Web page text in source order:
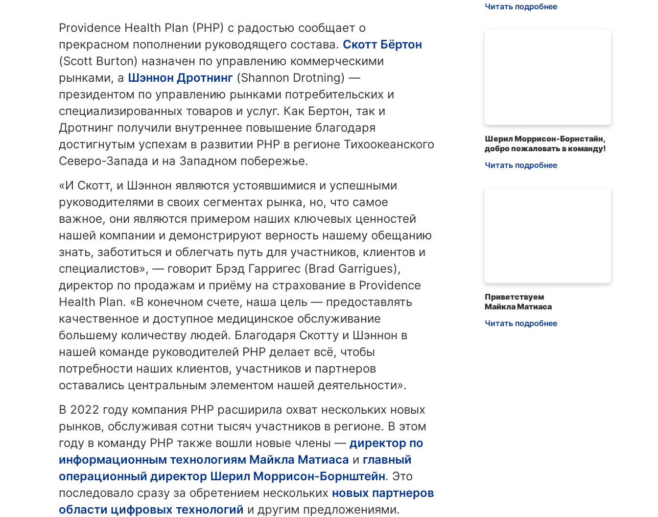
Providence Health Plan (PHP) с радостью сообщает о
прекрасном пополнении руководящего состава. Скотт Бёртон
(Scott Burton) назначен по управлению коммерческими
рынками, а Шэннон Дротнинг (Shannon Drotning) —
президентом по управлению рынками потребительских и
специализированных товаров и услуг. Как Бертон, так и
Дротнинг получили внутреннее повышение благодаря
достигнутым успехам в развитии PHP в регионе Тихоокеанского
Северо-Запада и на Западном побережье.
«И Скотт, и Шэннон являются устоявшимися и успешными
руководителями в своих сегментах рынка, но, что самое
важное, они являются примером наших ключевых ценностей
нашей компании и демонстрируют верность нашему обещанию
знать, заботиться и облегчать путь для участников, клиентов и
специалистов», — говорит Брэд Гарригес (Brad Garrigues),
директор по продажам и приёму на страхование в Providence
Health Plan. «В конечном счете, наша цель — предоставлять
качественное и доступное медицинское обслуживание
большему количеству людей. Благодаря Скотту и Шэннон в
нашей команде руководителей PHP делает всё, чтобы
потребности наших клиентов, участников и партнеров
оставались центральным элементом нашей деятельности».
В 2022 году компания PHP расширила охват нескольких новых
рынков, обслуживая сотни тысяч участников в регионе. В этом
году в команду PHP также вошли новые члены — директор по
информационным технологиям Майкла Матиаса и главный
операционный директор Шерил Моррисон-Борнштейн. Это
последовало сразу за обретением нескольких новых партнеров
области цифровых технологий и другим предложениями.
Читать подробнее
Шерил Моррисон-Борнстайн,
добро пожаловать в команду!
Читать подробнее
Приветствуем
Майкла Матиаса
Читать подробнее